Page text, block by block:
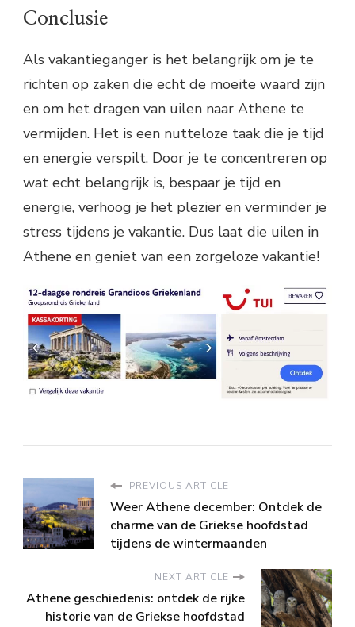
Conclusie
Als vakantieganger is het belangrijk om je te
richten op zaken die echt de moeite waard zijn
en om het dragen van uilen naar Athene te
vermijden. Het is een nutteloze taak die je tijd
en energie verspilt. Door je te concentreren op
wat echt belangrijk is, bespaar je tijd en
energie, verhoog je het plezier en verminder je
stress tijdens je vakantie. Dus laat die uilen in
Athene en geniet van een zorgeloze vakantie!
PREVIOUS ARTICLE
Weer Athene december: Ontdek de
charme van de Griekse hoofdstad
tijdens de wintermaanden
NEXT ARTICLE
Athene geschiedenis: ontdek de rijke
historie van de Griekse hoofdstad